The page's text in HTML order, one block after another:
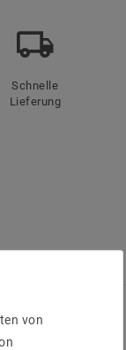
Schnelle
Lieferung
von